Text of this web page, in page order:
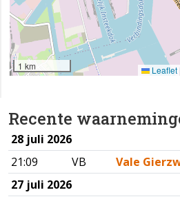
Recente
28 juli 2026
21:09
VB
Vale
27 juli 2026
1 km Leaflet